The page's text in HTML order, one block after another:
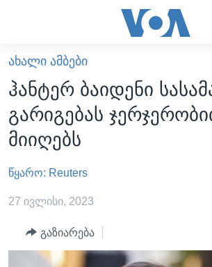
გადადით
მთავარზე
გადადით
მთავარ
ნავიგაციაზე
გადადით
ძიებაზე
ᲐᲮᲐᲚᲘ ᲐᲛᲑᲔᲑᲘ
ᲡᲐᲥᲐᲠᲗᲕᲔᲚᲝ
ᲐᲨᲨ
ᲐᲨᲨ-ᲘᲡ ᲐᲠᲩᲔᲕᲜᲔᲑᲘ 2024
ᲛᲡᲝᲤᲚᲘᲝ
ᲕᲘᲓᲔᲝᲔᲑᲘ
ᲒᲐᲓᲐᲪᲔᲛᲔᲑᲘ
ᲐᲮᲐᲚᲘ ᲐᲛᲑᲔᲑᲘ
ჰანტერ ბაიდენი
გარიგებას
მიიღებს
წყარო: Reuters
27 ივლისი, 2023
გაზიარება